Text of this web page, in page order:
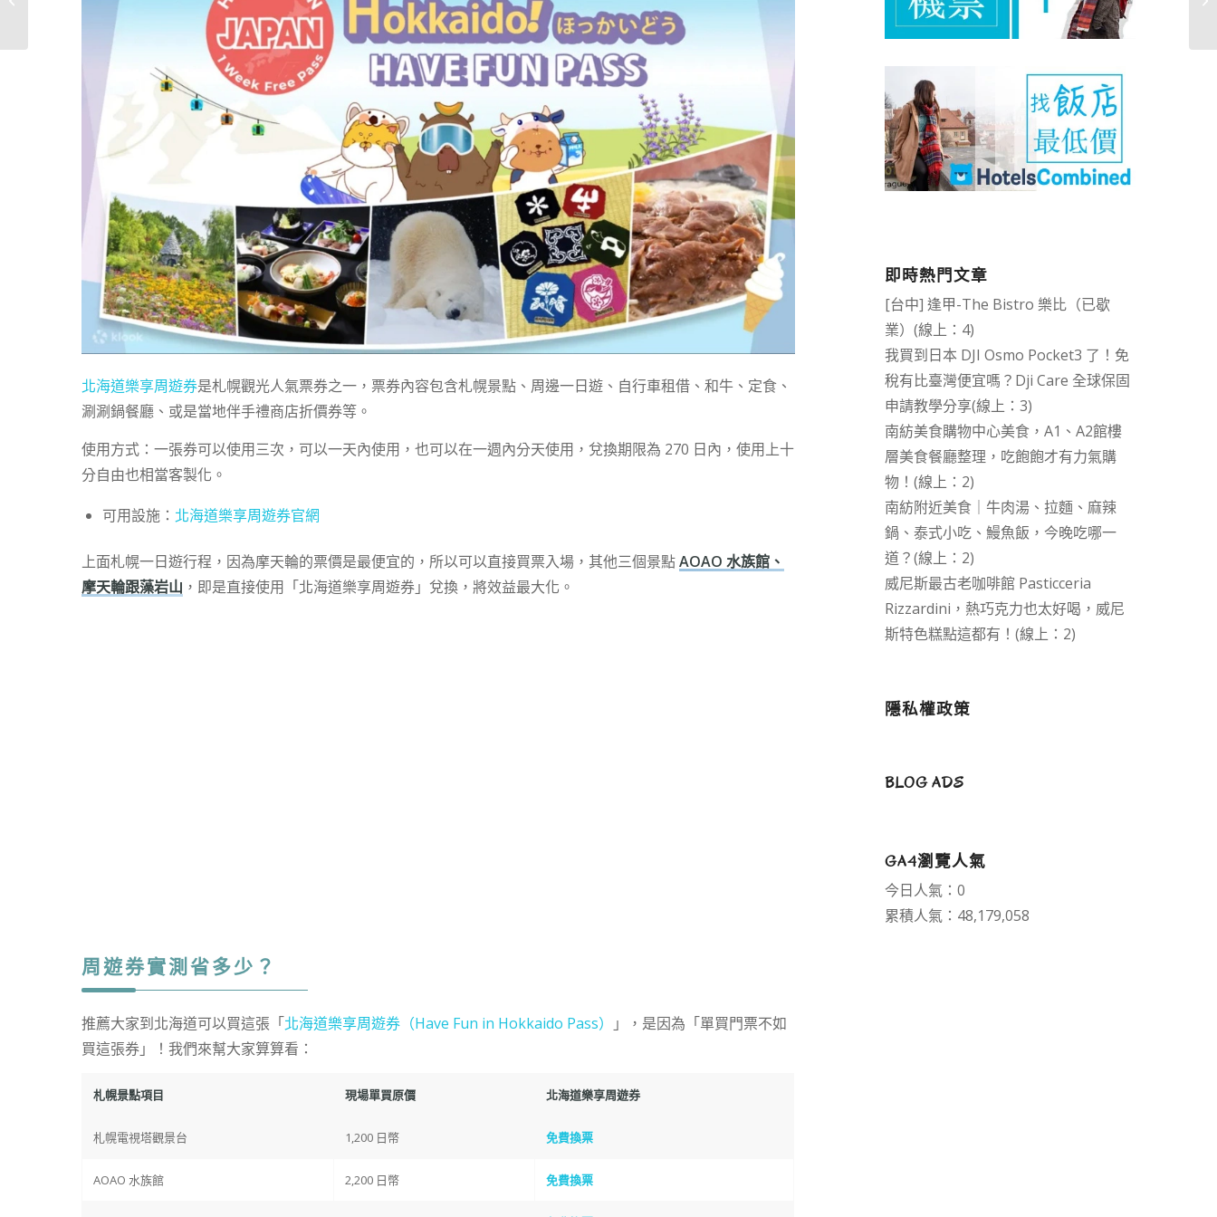
北海道樂享周遊券是札幌觀光人氣票券之一，票券內容包含札幌景點、周邊一日遊、自行車租借、和牛、定食、
涮涮鍋餐廳、或是當地伴手禮商店折價券等。
使用方式：一張券可以使用三次，可以一天內使用，也可以在一週內分天使用，兌換期限為 270 日內，使用上十
分自由也相當客製化。
可用設施： 北海道樂享周遊券官網
上面札幌一日遊行程，因為摩天輪的票價是最便宜的，所以可以直接買票入場，其他三個景點AOAO 水族館、
摩天輪跟藻岩山 ，即是直接使用「北海道樂享周遊券」兌換，將效益最大化。
周遊券實測省多少？
推薦大家到北海道可以買這張「北海道樂享周遊券（Have Fun in Hokkaido Pass）
」，是因為「單買門票不如
買這張券」！我們來幫大家算算看：
札幌景點項目 現場單買原價 北海道樂享周遊券
札幌電視塔觀景台 1,200 日幣 免費換票
AOAO 水族館 2,200 日幣 免費換票
即時熱門文章
[台中] 逢甲-The Bistro 樂比（已歇
業）(線上：4)
我買到日本 DJI Osmo Pocket3 了！免
稅有比臺灣便宜嗎？Dji Care 全球保固
申請教學分享(線上：3)
南紡美食購物中心美食，A1、A2館樓
層美食餐廳整理，吃飽飽才有力氣購
物！(線上：2)
南紡附近美食｜牛肉湯、拉麵、麻辣
鍋、泰式小吃、鰻魚飯，今晚吃哪一
道？(線上：2)
威尼斯最古老咖啡館 Pasticceria
Rizzardini，熱巧克力也太好喝，威尼
斯特色糕點這都有！(線上：2)
隱私權政策
BLOG ADS
GA4瀏覽人氣
今日人氣：0
累積人氣：48,179,058
stream hotel 直通�...